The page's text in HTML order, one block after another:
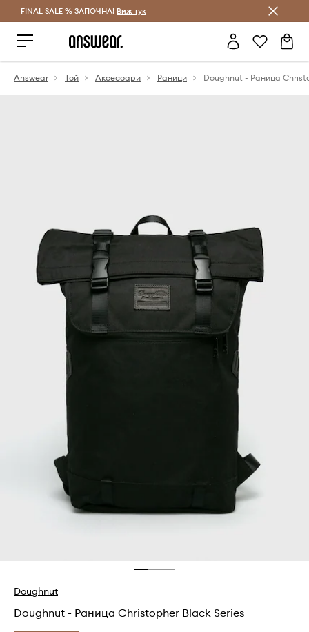
Спестявай с Answear Club
FINAL SALE % ЗАПОЧНА! Виж тук
Answear Той Аксесоари Раници
Doughnut
Doughnut - Раница Christopher Black Series